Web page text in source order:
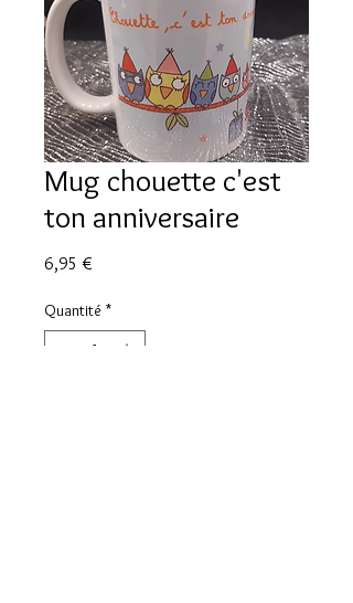
Mug chouette c'est
ton anniversaire
6,95 €
Quantité *